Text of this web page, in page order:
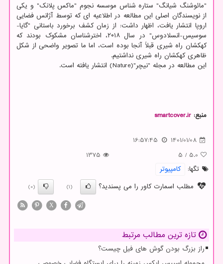
"مائوشنگ شیانگ" ستاره شناس موسسه نجوم "ماکس پلانک" و یکی
از نویسندگان اصلی این مطالعه در اطلاعیه ای که توسط آژانس فضایی
اروپا انتشار یافت، اظهار داشت: از زمان کشف برخورد باستانی "گایا-
سوسیس-انسلادوس" در سال ۲۰۱۸، اخترشناسان مشکوک بودند که
کهکشان راه شیری قبلاً آنجا بوده است، اما ما تصویر واضحی از شکل
ظاهری کهکشان راه شیری نداشتیم.
این مطالعه در مجله "نیچر"(Nature) انتشار یافته است.
منبع: smartcover.ir
1401/01/08
16:57:45
5.0
/
5
1375
تگها:
كامپیوتر
مطلب اسمارت کاور را می پسندید؟
(1)
(0)
X
تازه ترین مطالب مرتبط
راز بزرگ بودن گوش های فیل چیست؟